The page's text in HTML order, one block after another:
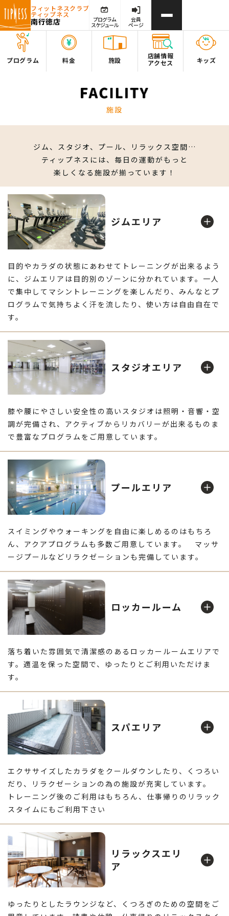
フィットネスクラブ
ティップネス
南行徳店 プログラム
スケジュール
会員
ページ
プログラム 料金 施設
店舗情報
アクセス
キッズ
施設
ジム、スタジオ、プール、リラックス空間…
ティップネスには、毎日の運動がもっと
楽しくなる施設が揃っています！
ジムエリア
目的やカラダの状態にあわせてトレーニングが出来るよう
に、ジムエリアは目的別のゾーンに分かれています。一人
で集中してマシントレーニングを楽しんだり、みんなとプ
ログラムで気持ちよく汗を流したり、使い方は自由自在で
す。
ランニングマシンやバイクなどで体脂肪をどんどん燃やそ
う
ウエイトマシン
スタジオエリア
膝や腰にやさしい安全性の高いスタジオは照明・音響・空
調が完備され、アクティブからリカバリーが出来るものま
で豊富なプログラムをご用意しています。
スタジオ
足元に「立ち位置マーク」を設置しお客様同士の距離を保
ちつつ、24時間換気で安心してレッスンに参加頂けます。
プールエリア
スイミングやウォーキングを自由に楽しめるのはもちろ
ん、アクアプログラムも多数ご用意しています。 マッサ
ージプールなどリラクゼーションも完備しています。
プール
ゆったり気持ちよく泳げます。プログラムやレッスンも充
実
ワールプール
はじける泡がトレーニング後のクールダウンに効果的
ロッカールーム
落ち着いた雰囲気で清潔感のあるロッカールームエリアで
す。適温を保った空間で、ゆったりとご利用いただけま
す。
ロッカールーム
清潔で広々ご利用頂けます。男性ロッカー内には日焼けマ
シンをご用意しております（有料）
パウダールーム
スパエリア
エクササイズしたカラダをクールダウンしたり、くつろい
だり、リラクゼーションの為の施設が充実しています。
トレーニング後のご利用はもちろん、仕事帰りのリラック
スタイムにもご利用下さい
サウナ
リラックスエリ
ア
ゆったりとしたラウンジなど、くつろぎのための空間をご